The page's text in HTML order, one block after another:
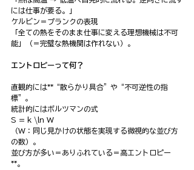
には仕事が要る。」
ケルビン＝プランクの表現
「全ての熱をそのまま仕事に変える理想機械は不可
能」（＝完璧な熱機関は作れない）。
エントロピーって何？
直観的には**“散らかり具合”や“不可逆性の指
標”。
統計的にはボルツマンの式
S = k \ln W
（W：同じ見かけの状態を実現する微視的な並び方
の数）。
並び方が多い＝ありふれている＝高エントロピー
**。